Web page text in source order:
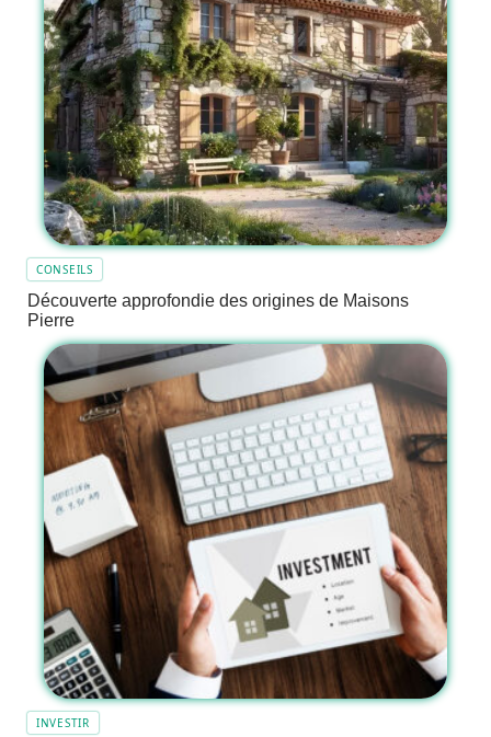
CONSEILS
Découverte approfondie des origines de Maisons
Pierre
INVESTIR